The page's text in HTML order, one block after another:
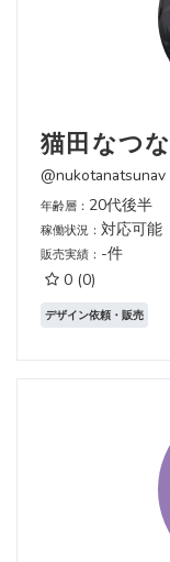
猫田なつ
@nukotanatsunav
年齢層： 20代後半
稼働状況： 対応可能
販売実績： -件
0 (0)
デザイン依頼・販売